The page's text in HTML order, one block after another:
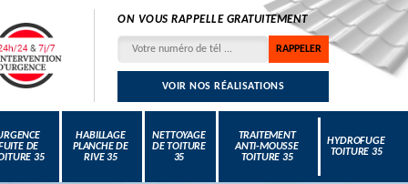
ON VOUS RAPPELLE GRATUITEMENT
VOIR NOS RÉALISATIONS
DE
35
HABILLAGE
PLANCHE DE
RIVE 35
NETTOYAGE
DE TOITURE
35
TRAITEMENT
ANTI-MOUSSE
TOITURE 35
HYDROFUGE
TOITURE 35